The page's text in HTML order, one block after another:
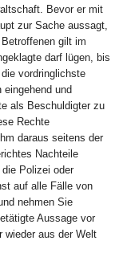
Bevor er mit
zur Sache aussagt,
gilt im
darf lügen, bis
vordringlichste
eingehend und
als Beschuldigter zu
Rechte
daraus seitens der
Nachteile
Polizei oder
auf alle Fälle von
nehmen Sie
Aussage vor
wieder aus der Welt